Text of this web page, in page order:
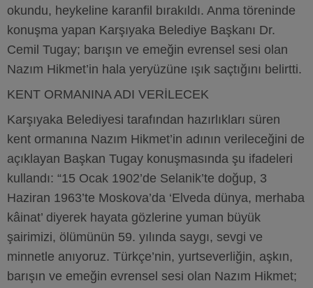
okundu, heykeline karanfil bırakıldı. Anma töreninde
konuşma yapan Karşıyaka Belediye Başkanı Dr.
Cemil Tugay; barışın ve emeğin evrensel sesi olan
Nazım Hikmet’in hala yeryüzüne ışık saçtığını belirtti.
KENT ORMANINA ADI VERİLECEK
Karşıyaka Belediyesi tarafından hazırlıkları süren
kent ormanına Nazım Hikmet’in adının verileceğini de
açıklayan Başkan Tugay konuşmasında şu ifadeleri
kullandı: “15 Ocak 1902’de Selanik’te doğup, 3
Haziran 1963’te Moskova’da ‘Elveda dünya, merhaba
kâinat’ diyerek hayata gözlerine yuman büyük
şairimizi, ölümünün 59. yılında saygı, sevgi ve
minnetle anıyoruz. Türkçe’nin, yurtseverliğin, aşkın,
barışın ve emeğin evrensel sesi olan Nazım Hikmet;